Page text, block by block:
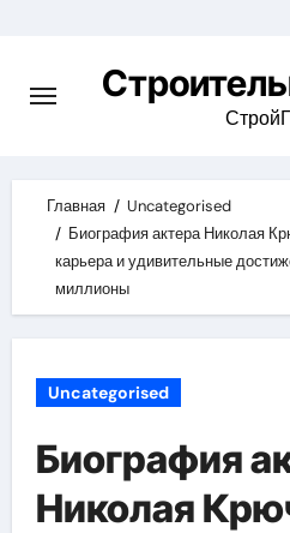
content
Главная
Uncategorised
Биография актера Николая
карьера и удивительные
миллионы
Uncategorised
Биография
Николая